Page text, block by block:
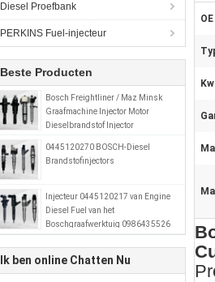
Diesel Proefbank
PERKINS Fuel-injecteur
Beste Producten
Bosch Freightliner / Maz Minsk
Graafmachine Injector Motor
Dieselbrandstof Injector
A0280746902
0445120270 BOSCH-Diesel
Brandstofinjectors
Injecteur 0445120217 van Engine
Diesel Fuel van het
Boschgraafwerktuig 0986435526
51101006064
Ik ben online Chatten Nu